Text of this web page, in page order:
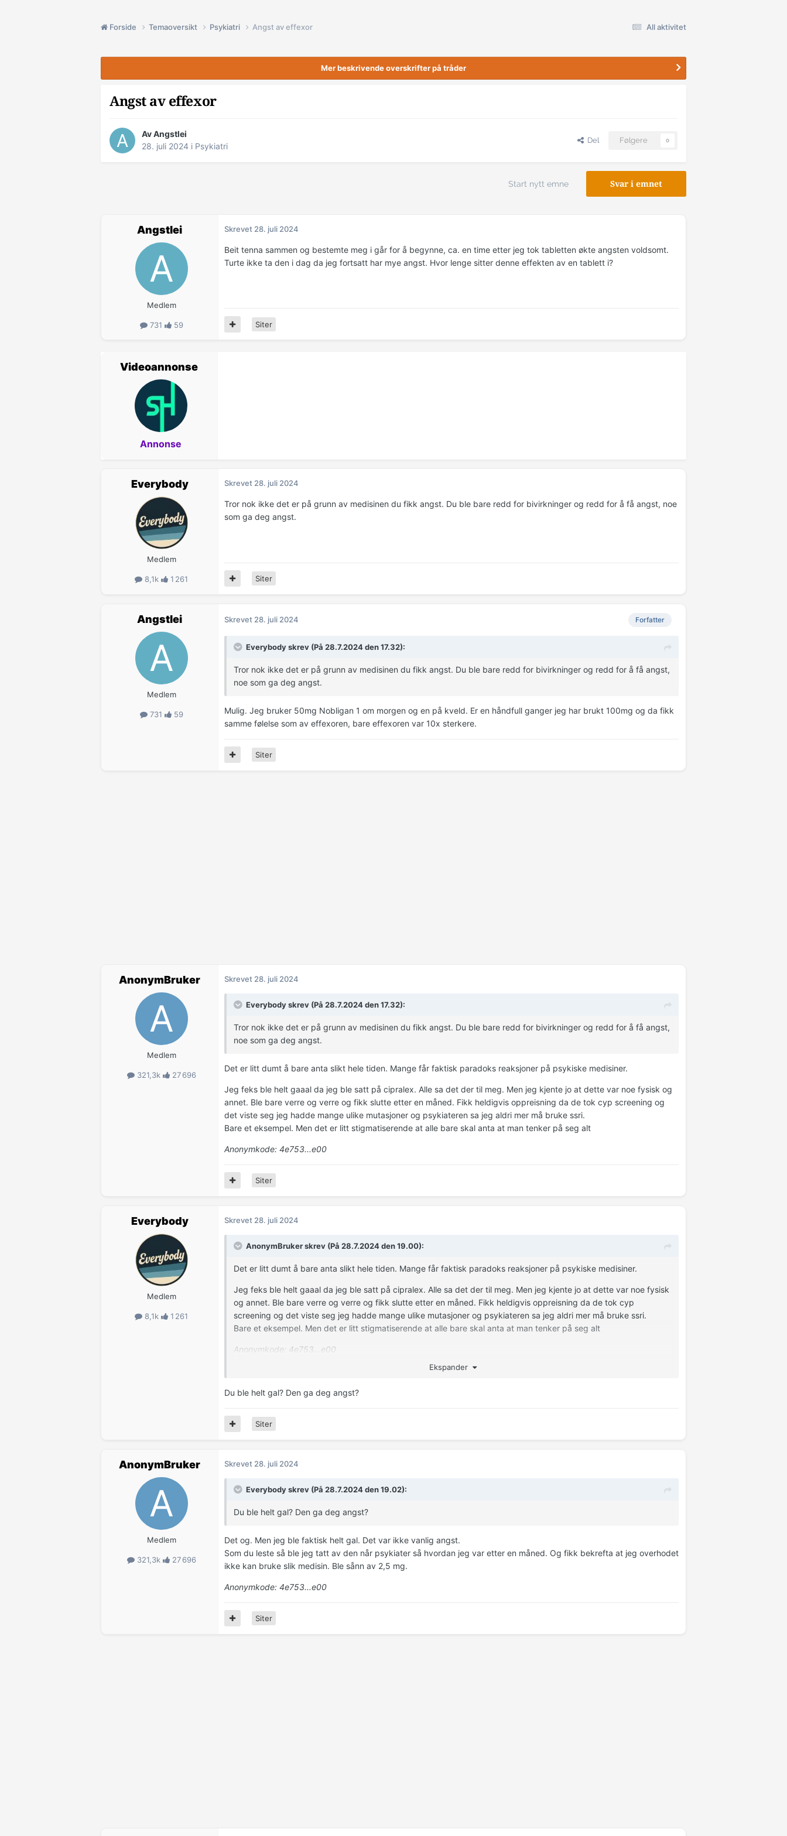
All aktivitet
Forside Temaoversikt Psykiatri Angst av effexor
Mer beskrivende overskrifter på tråder
Angst av effexor
Av Angstlei
28. juli 2024 i Psykiatri
Del Følgere 0
Svar i emnet
Start nytt emne
Angstlei
Medlem
731 59
Skrevet 28. juli 2024
Beit tenna sammen og bestemte meg i går for å begynne, ca. en time etter jeg tok tabletten økte angsten voldsomt.
Turte ikke ta den i dag da jeg fortsatt har mye angst. Hvor lenge sitter denne effekten av en tablett i?
Siter
Videoannonse
Annonse
Everybody
Medlem
8,1k 1 261
Skrevet 28. juli 2024
Tror nok ikke det er på grunn av medisinen du fikk angst. Du ble bare redd for bivirkninger og redd for å få angst, noe
som ga deg angst.
Siter
Angstlei
Medlem
731 59
Forfatter
Skrevet 28. juli 2024
Everybody skrev (På 28.7.2024 den 17.32):
Tror nok ikke det er på grunn av medisinen du fikk angst. Du ble bare redd for bivirkninger og redd for å få angst,
noe som ga deg angst.
Mulig. Jeg bruker 50mg Nobligan 1 om morgen og en på kveld. Er en håndfull ganger jeg har brukt 100mg og da fikk
samme følelse som av effexoren, bare effexoren var 10x sterkere.
Siter
AnonymBruker
Medlem
321,3k 27 696
Skrevet 28. juli 2024
Everybody skrev (På 28.7.2024 den 17.32):
Tror nok ikke det er på grunn av medisinen du fikk angst. Du ble bare redd for bivirkninger og redd for å få angst,
noe som ga deg angst.
Det er litt dumt å bare anta slikt hele tiden. Mange får faktisk paradoks reaksjoner på psykiske medisiner.
Jeg feks ble helt gaaal da jeg ble satt på cipralex. Alle sa det der til meg. Men jeg kjente jo at dette var noe fysisk og
annet. Ble bare verre og verre og fikk slutte etter en måned. Fikk heldigvis oppreisning da de tok cyp screening og
det viste seg jeg hadde mange ulike mutasjoner og psykiateren sa jeg aldri mer må bruke ssri.
Bare et eksempel. Men det er litt stigmatiserende at alle bare skal anta at man tenker på seg alt
Anonymkode: 4e753...e00
Siter
Everybody
Medlem
8,1k 1 261
Skrevet 28. juli 2024
AnonymBruker skrev (På 28.7.2024 den 19.00):
Det er litt dumt å bare anta slikt hele tiden. Mange får faktisk paradoks reaksjoner på psykiske medisiner.
Jeg feks ble helt gaaal da jeg ble satt på cipralex. Alle sa det der til meg. Men jeg kjente jo at dette var noe fysisk
og annet. Ble bare verre og verre og fikk slutte etter en måned. Fikk heldigvis oppreisning da de tok cyp
screening og det viste seg jeg hadde mange ulike mutasjoner og psykiateren sa jeg aldri mer må bruke ssri.
Bare et eksempel. Men det er litt stigmatiserende at alle bare skal anta at man tenker på seg alt
Anonymkode: 4e753...e00
Ekspander
Du ble helt gal? Den ga deg angst?
Siter
AnonymBruker
Medlem
321,3k 27 696
Skrevet 28. juli 2024
Everybody skrev (På 28.7.2024 den 19.02):
Du ble helt gal? Den ga deg angst?
Det og. Men jeg ble faktisk helt gal. Det var ikke vanlig angst.
Som du leste så ble jeg tatt av den når psykiater så hvordan jeg var etter en måned. Og fikk bekrefta at jeg overhodet
ikke kan bruke slik medisin. Ble sånn av 2,5 mg.
Anonymkode: 4e753...e00
Siter